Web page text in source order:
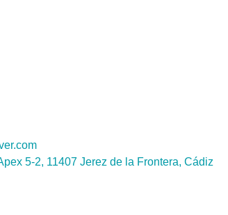
5-2, 11407 Jerez de la Frontera, Cádiz